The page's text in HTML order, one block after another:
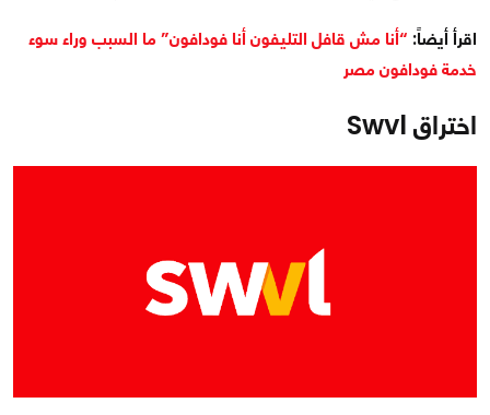
اقرأ أيضاً: “أنا مش قافل التليفون أنا فودافون” ما السبب وراء سوء
خدمة فودافون مصر
اختراق Swvl